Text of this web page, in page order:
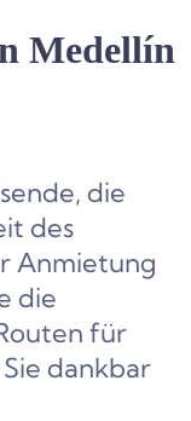
Medellín
die
des
Anmietung
die
für
dankbar